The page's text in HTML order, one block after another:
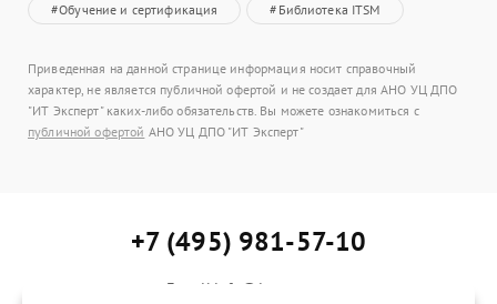
#Обучение и сертификация #Библиотека ITSM
Приведенная на данной странице информация носит справочный
характер, не является публичной офертой и не создает для АНО УЦ ДПО
"ИТ Эксперт" каких-либо обязательств. Вы можете ознакомиться с
публичной офертой АНО УЦ ДПО "ИТ Эксперт"
+7 (495) 981-57-10
E-mail:info@itexpert.ru